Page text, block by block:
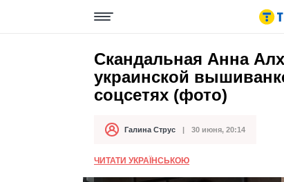
Скандальная Анна
украинской
соцсетях (фото)
АвторГалина Струс
Дата публикации 30 июня, 20:14
ЧИТАТИ УКРАЇНСЬКОЮ